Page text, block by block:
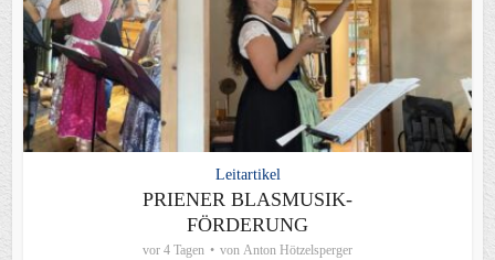
Leitartikel
PRIENER BLASMUSIK-
FÖRDERUNG
vor 4 Tagen von Anton Hötzelsperger